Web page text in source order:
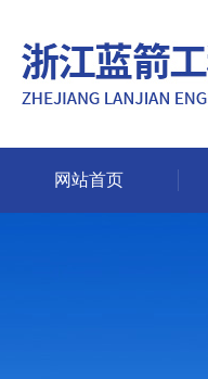
网站首页